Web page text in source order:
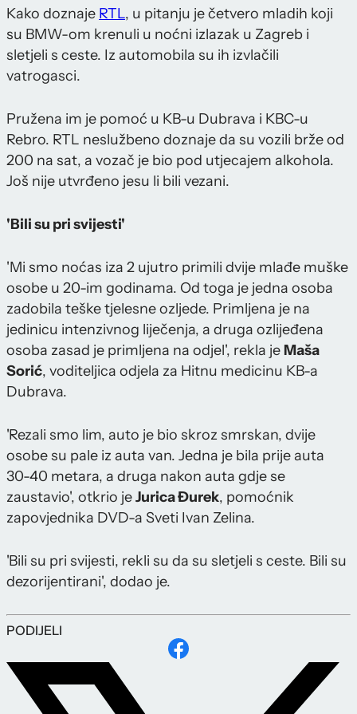
Kako doznaje RTL, u pitanju je četvero mladih koji
su BMW-om krenuli u noćni izlazak u Zagreb i
sletjeli s ceste. Iz automobila su ih izvlačili
vatrogasci.
Pružena im je pomoć u KB-u Dubrava i KBC-u
Rebro. RTL neslužbeno doznaje da su vozili brže od
200 na sat, a vozač je bio pod utjecajem alkohola.
Još nije utvrđeno jesu li bili vezani.
'Bili su pri svijesti'
'Mi smo noćas iza 2 ujutro primili dvije mlađe muške
osobe u 20-im godinama. Od toga je jedna osoba
zadobila teške tjelesne ozljede. Primljena je na
jedinicu intenzivnog liječenja, a druga ozlijeđena
osoba zasad je primljena na odjel', rekla je Maša
Sorić, voditeljica odjela za Hitnu medicinu KB-a
Dubrava.
'Rezali smo lim, auto je bio skroz smrskan, dvije
osobe su pale iz auta van. Jedna je bila prije auta
30-40 metara, a druga nakon auta gdje se
zaustavio', otkrio jeJurica Đurek, pomoćnik
zapovjednika DVD-a Sveti Ivan Zelina.
'Bili su pri svijesti, rekli su da su sletjeli s ceste. Bili su
dezorijentirani', dodao je.
PODIJELI